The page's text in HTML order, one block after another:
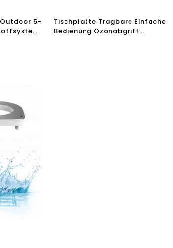
5-
Tischplatte Tragbare Einfache
Bedienung Ozonabgriff